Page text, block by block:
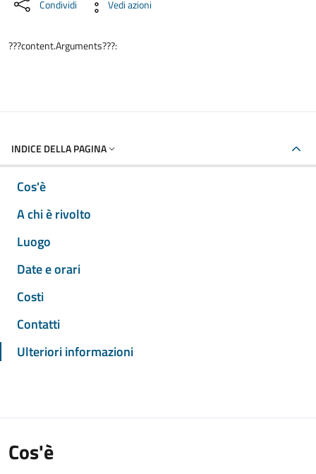
Condividi Vedi azioni
???content.Arguments???:
INDICE DELLA PAGINA
Cos'è
A chi è rivolto
Luogo
Date e orari
Costi
Contatti
Ulteriori informazioni
Cos'è